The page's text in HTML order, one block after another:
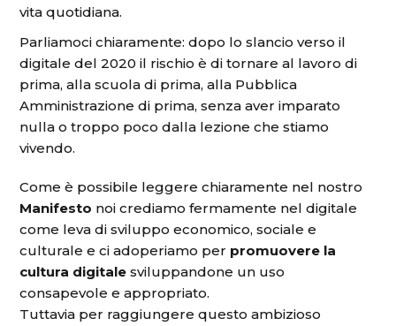
vita quotidiana.
Parliamoci chiaramente: dopo lo slancio verso il
digitale del 2020 il rischio è di tornare al lavoro di
prima, alla scuola di prima, alla Pubblica
Amministrazione di prima, senza aver imparato
nulla o troppo poco dalla lezione che stiamo
vivendo.
Come è possibile leggere chiaramente nel nostro
Manifesto noi crediamo fermamente nel digitale
come leva di sviluppo economico, sociale e
culturale e ci adoperiamo per promuovere la
cultura digitale sviluppandone un uso
consapevole e appropriato.
Tuttavia per raggiungere questo ambizioso